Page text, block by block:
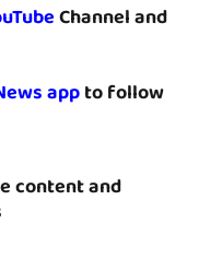
Channel and
appto follow
content and